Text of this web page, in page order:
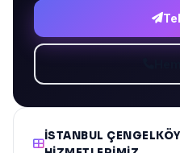
İSTANBUL